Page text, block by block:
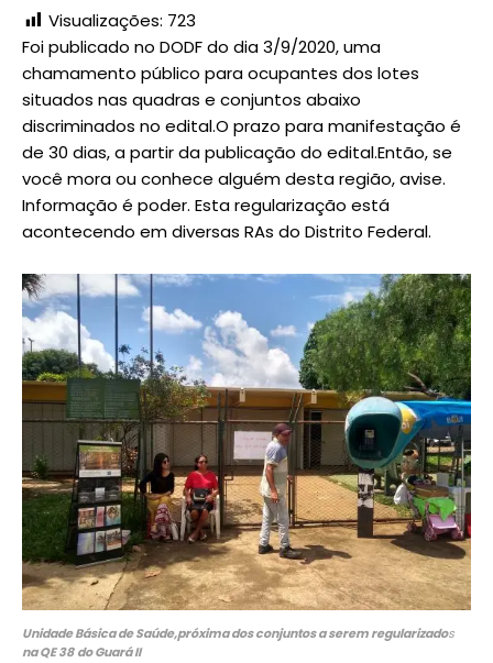
Visualizações: 723
Foi publicado no DODF do dia 3/9/2020, uma
chamamento público para ocupantes dos lotes
situados nas quadras e conjuntos abaixo
discriminados no edital.O prazo para manifestação é
de 30 dias, a partir da publicação do edital.Então, se
você mora ou conhece alguém desta região, avise.
Informação é poder. Esta regularização está
acontecendo em diversas RAs do Distrito Federal.
Unidade Básica de Saúde,próxima dos conjuntos a serem regularizados
na QE 38 do Guará II